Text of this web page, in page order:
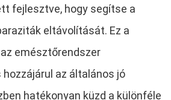
fejlesztve, hogy segítse a
eltávolítását. Ez a
emésztőrendszer
az általános jó
hatékonyan küzd a különféle